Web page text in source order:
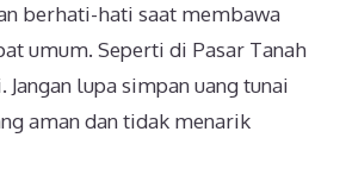
berhati-hati saat membawa
umum. Seperti di Pasar Tanah
Jangan lupa simpan uang tunai
aman dan tidak menarik